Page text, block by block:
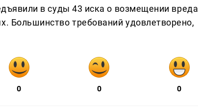
в суды 43 иска о возмещении вреда
Большинство требований удовлетворено,
0 0 0